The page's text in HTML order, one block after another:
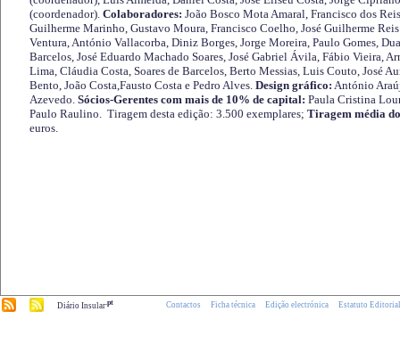
(coordenador). Colaboradores: João Bosco Mota Amaral, Francisco dos
Guilherme Marinho, Gustavo Moura, Francisco Coelho, José Guilherme
Ventura, António Vallacorba, Diniz Borges, Jorge Moreira, Paulo Gomes,
Barcelos, José Eduardo Machado Soares, José Gabriel Ávila, Fábio Vieira,
Lima, Cláudia Costa, Soares de Barcelos, Berto Messias, Luis Couto, José
Bento, João Costa,Fausto Costa e Pedro Alves. Design gráfico: António
Azevedo. Sócios-Gerentes com mais de 10% de capital: Paula Cristina
Paulo Raulino. Tiragem desta edição: 3.500 exemplares; Tiragem média
euros.
Diário Insular.pt Contactos Ficha técnica Edição electrónica Estatuto Editorial